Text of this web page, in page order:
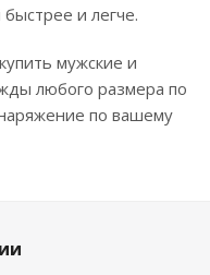
и легче.
мужские и
любого размера по
по вашему